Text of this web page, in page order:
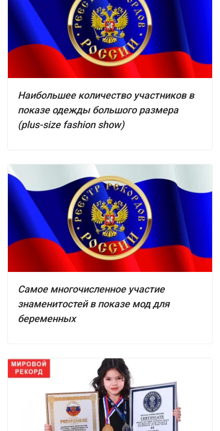
Наибольшее количество участников в
показе одежды большого размера
(plus-size fashion show)
Самое многочисленное участие
знаменитостей в показе мод для
беременных